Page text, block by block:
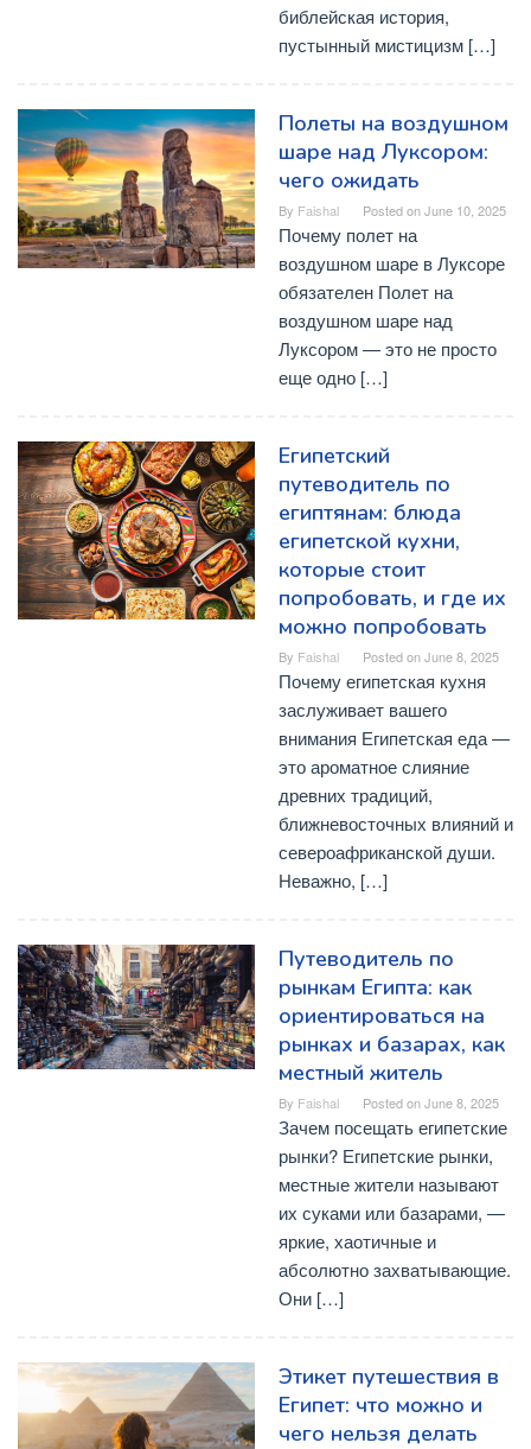
библейская история,
пустынный мистицизм […]
Полеты на воздушном
шаре над Луксором:
чего ожидать
By Faishal Posted onJune 10, 2025
Почему полет на
воздушном шаре в Луксоре
обязателен Полет на
воздушном шаре над
Луксором — это не просто
еще одно […]
Египетский
путеводитель по
египтянам: блюда
египетской кухни,
которые стоит
попробовать, и где их
можно попробовать
By Faishal Posted onJune 8, 2025
Почему египетская кухня
заслуживает вашего
внимания Египетская еда —
это ароматное слияние
древних традиций,
ближневосточных влияний и
североафриканской души.
Неважно, […]
Путеводитель по
рынкам Египта: как
ориентироваться на
рынках и базарах, как
местный житель
By Faishal Posted onJune 8, 2025
Зачем посещать египетские
рынки? Египетские рынки,
местные жители называют
их суками или базарами, —
яркие, хаотичные и
абсолютно захватывающие.
Они […]
Этикет путешествия в
Египет: что можно и
чего нельзя делать